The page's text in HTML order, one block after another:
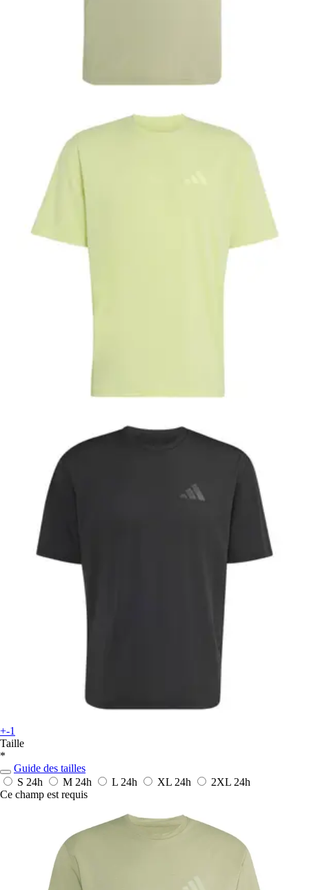
+-1
Taille
*
Guide des tailles
S 24h M 24h L 24h XL 24h 2XL 24h
Ce champ est requis